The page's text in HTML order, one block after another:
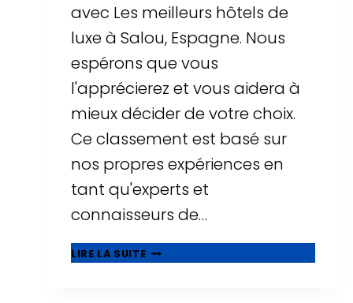
avec Les meilleurs hôtels de
luxe à Salou, Espagne. Nous
espérons que vous
l'apprécierez et vous aidera à
mieux décider de votre choix.
Ce classement est basé sur
nos propres expériences en
tant qu'experts et
connaisseurs de…
LIRE LA SUITE⭐
MEILLEURS